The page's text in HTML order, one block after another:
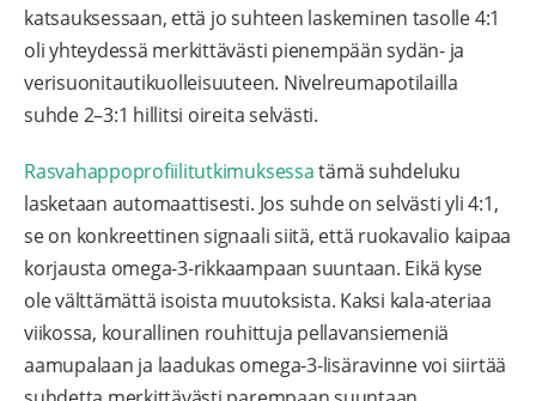
katsauksessaan, että jo suhteen laskeminen tasolle 4:1
oli yhteydessä merkittävästi pienempään sydän- ja
verisuonitautikuolleisuuteen. Nivelreumapotilailla
suhde 2–3:1 hillitsi oireita selvästi.
Rasvahappoprofiilitutkimuksessatämä suhdeluku
lasketaan automaattisesti. Jos suhde on selvästi yli 4:1,
se on konkreettinen signaali siitä, että ruokavalio kaipaa
korjausta omega-3-rikkaampaan suuntaan. Eikä kyse
ole välttämättä isoista muutoksista. Kaksi kala-ateriaa
viikossa, kourallinen rouhittuja pellavansiemeniä
aamupalaan ja laadukas omega-3-lisäravinne voi siirtää